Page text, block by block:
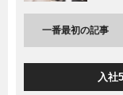
一番最初の記事
入社